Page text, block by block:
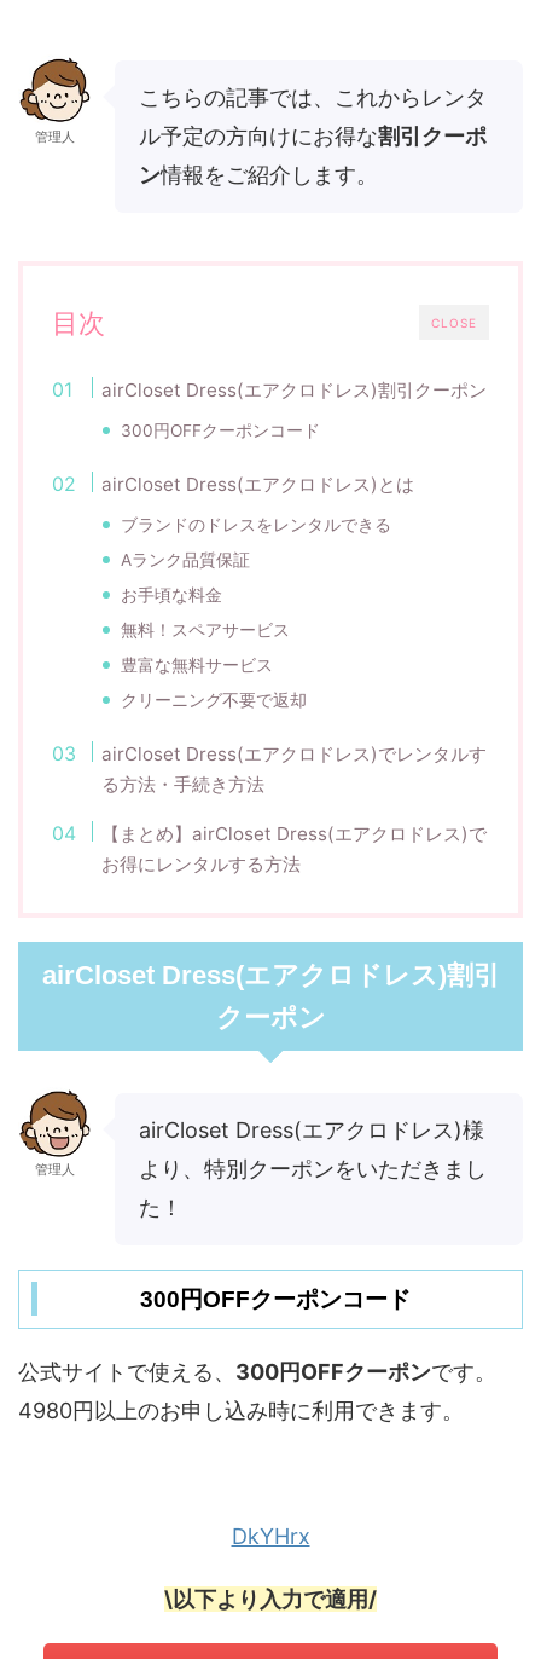
管理人
こちらの記事では、これからレンタ
ル予定の方向けにお得な割引クーポ
ン情報をご紹介します。
CLOSE
目次
airCloset Dress(エアクロドレス)割引クーポン
300円OFFクーポンコード
airCloset Dress(エアクロドレス)とは
ブランドのドレスをレンタルできる
Aランク品質保証
お手頃な料金
無料！スペアサービス
豊富な無料サービス
クリーニング不要で返却
airCloset Dress(エアクロドレス)でレンタルす
る方法・手続き方法
【まとめ】airCloset Dress(エアクロドレス)で
お得にレンタルする方法
airCloset Dress(エアクロドレス)割引
クーポン
管理人
airCloset Dress(エアクロドレス)様
より、特別クーポンをいただきまし
た！
300円OFFクーポンコード
公式サイトで使える、 300円OFFクーポンです。
4980円以上のお申し込み時に利用できます。
DkYHrx
\以下より入力で適用/